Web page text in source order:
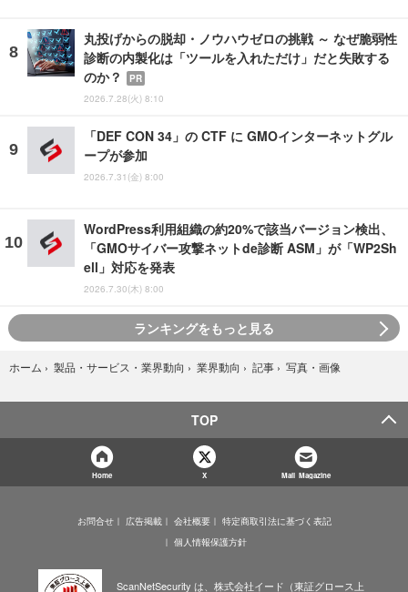
丸投げからの脱却・ノウハウゼロの挑戦 ～ なぜ脆弱性
診断の内製化は「ツールを入れただけ」だと失敗する
のか？
PR
2026.7.28(火) 8:10
「DEF CON 34」の CTF に GMOインターネットグル
ープが参加
2026.7.31(金) 8:00
WordPress利用組織の約20%で該当バージョン検出、
「GMOサイバー攻撃ネットde診断 ASM」が「WP2Sh
ell」対応を発表
2026.7.30(木) 8:00
ランキングをもっと見る
ホーム › 製品・サービス・業界動向 › 業界動向 › 記事 › 写真・画像
TOP
Home X Mail Magazine
お問合せ 広告掲載 会社概要
特定商取引法に基づく表記
個人情報保護方針
ScanNetSecurity は、株式会社イード（東証グロース上